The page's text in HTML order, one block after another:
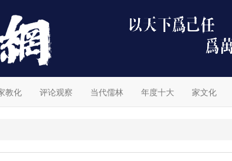
教化 评论观察 当代儒林 年度十大 家文化